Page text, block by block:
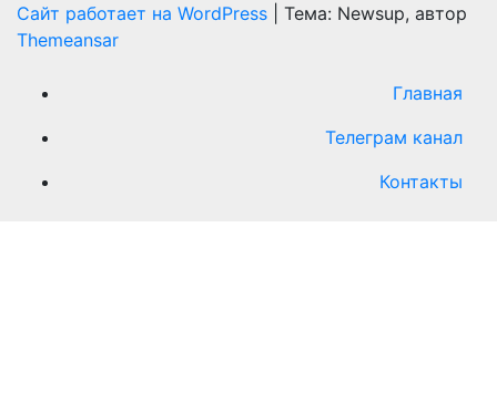
Сайт работает на WordPress
Тема: Newsup, автор
Themeansar
Главная
Телеграм канал
Контакты